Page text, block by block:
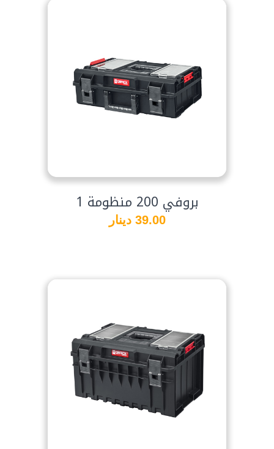
بروفي 200 منظومة 1
39.00 دينار